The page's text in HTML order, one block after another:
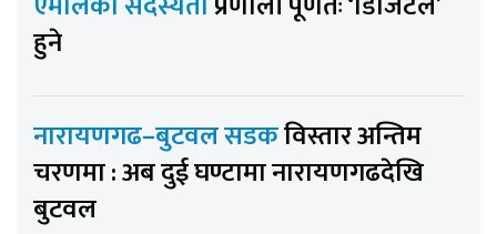
हुने
नारायणगढ–बुटवल सडकविस्तार अन्तिम
चरणमा : अब दुई घण्टामा नारायणगढदेखि
बुटवल